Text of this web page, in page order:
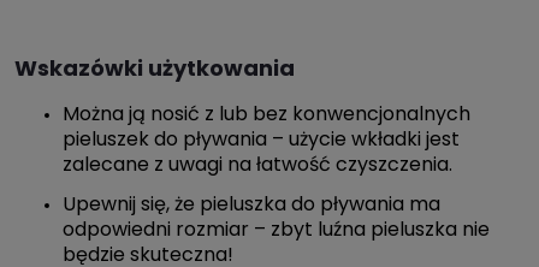
Wskazówki użytkowania
Można ją nosić z lub bez konwencjonalnych
pieluszek do pływania – użycie wkładki jest
zalecane z uwagi na łatwość czyszczenia.
Upewnij się, że pieluszka do pływania ma
odpowiedni rozmiar – zbyt luźna pieluszka nie
będzie skuteczna!